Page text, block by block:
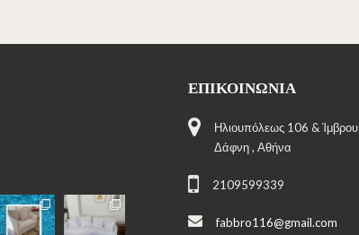
ΕΠΙΚΟΙΝΩΝΊΑ
Ηλιουπόλεως 106 & Ίμβρου
Δάφνη , Αθήνα
2109599339
fabbro116@gmail.com